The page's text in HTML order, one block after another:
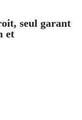
seul garant
et